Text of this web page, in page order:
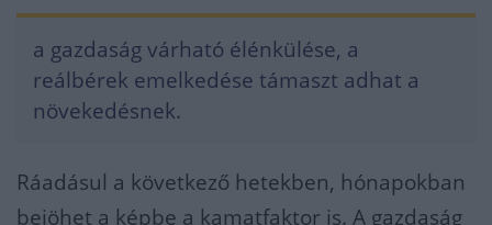
a gazdaság várható élénkülése, a
reálbérek emelkedése támaszt adhat a
növekedésnek.
Ráadásul a következő hetekben, hónapokban
bejöhet a képbe a kamatfaktor is. A gazdaság